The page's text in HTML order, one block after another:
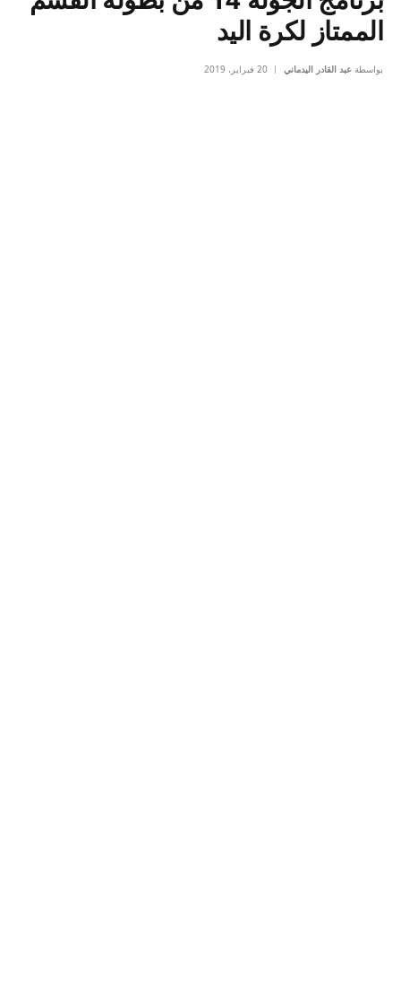
الممتاز لكرة اليد
بواسطة عبد القادر اليدماني 20 فبراير، 2019